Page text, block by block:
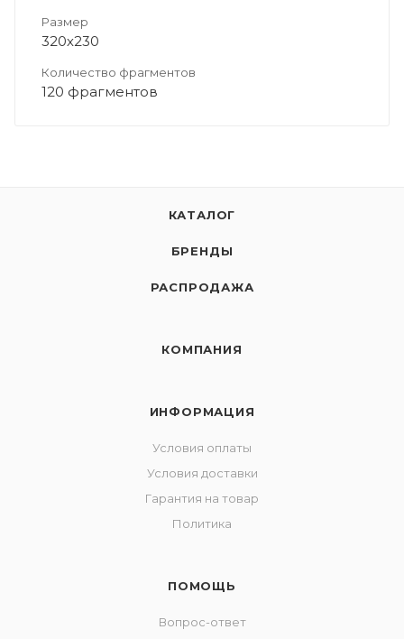
Размер
320х230
Количество фрагментов
120 фрагментов
КАТАЛОГ
БРЕНДЫ
РАСПРОДАЖА
КОМПАНИЯ
ИНФОРМАЦИЯ
Условия оплаты
Условия доставки
Гарантия на товар
Политика
ПОМОЩЬ
Вопрос-ответ